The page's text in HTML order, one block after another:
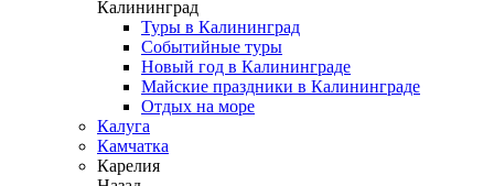
Калининград
Туры в Калининград
Событийные туры
Новый год в Калининграде
Майские праздники в Калининграде
Отдых на море
Калуга
Камчатка
Карелия